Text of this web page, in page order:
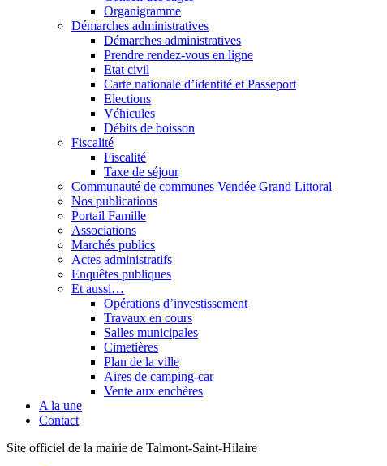
Organigramme
Démarches administratives
Démarches administratives
Prendre rendez-vous en ligne
Etat civil
Carte nationale d’identité et Passeport
Elections
Véhicules
Débits de boisson
Fiscalité
Fiscalité
Taxe de séjour
Communauté de communes Vendée Grand Littoral
Nos publications
Portail Famille
Associations
Marchés publics
Actes administratifs
Enquêtes publiques
Et aussi…
Opérations d’investissement
Travaux en cours
Salles municipales
Cimetières
Plan de la ville
Aires de camping-car
Vente aux enchères
A la une
Contact
Site officiel de la mairie de Talmont-Saint-Hilaire